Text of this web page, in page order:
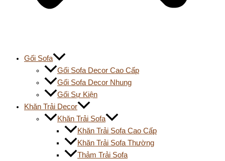
Gối Sofa
Gối Sofa Decor Cao Cấp
Gối Sofa Decor Nhung
Gối Sự Kiện
Khăn Trải Decor
Khăn Trải Sofa
Khăn Trải Sofa Cao Cấp
Khăn Trải Sofa Thường
Thảm Trải Sofa